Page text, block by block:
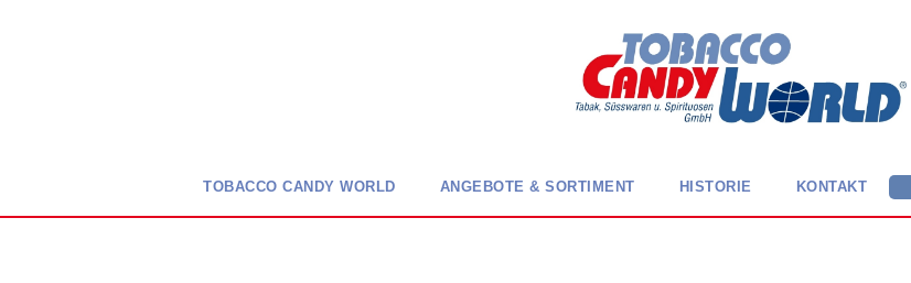
TOBACCO CANDY WORLD ANGEBOTE & SORTIMENT HISTORIE KONTAKT